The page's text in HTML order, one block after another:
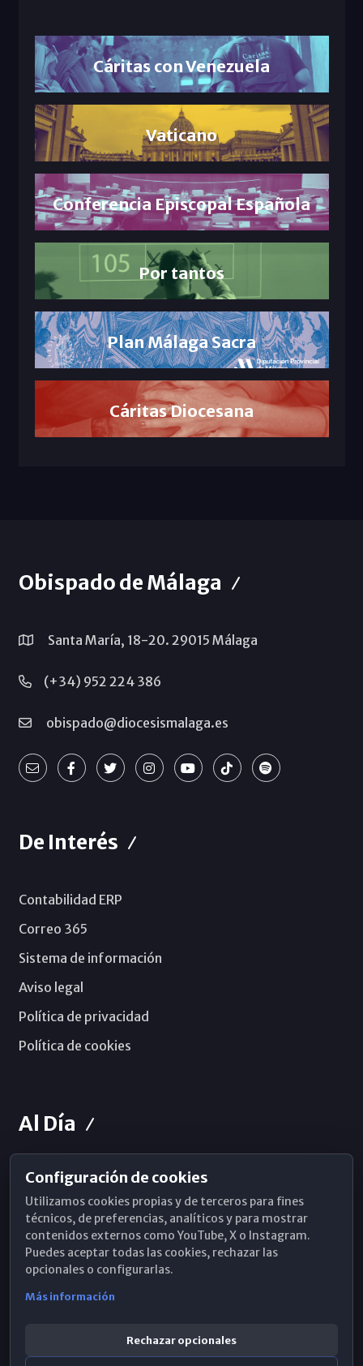
Cáritas con Venezuela
Vaticano
Conferencia Episcopal Española
Por tantos
Plan Málaga Sacra
Cáritas Diocesana
Obispado de Málaga
Santa María, 18-20. 29015 Málaga
(+34) 952 224 386
obispado@diocesismalaga.es
De Interés
Contabilidad ERP
Correo 365
Sistema de información
Aviso legal
Política de privacidad
Política de cookies
Al Día
Horarios de Misa
Hemeroteca
WhatsApp
Configuración de cookies
Utilizamos cookies propias y de terceros para fines
técnicos, de preferencias, analíticos y para mostrar
contenidos externos como YouTube, X o Instagram.
Puedes aceptar todas las cookies, rechazar las
opcionales o configurarlas.
Más información
Rechazar opcionales